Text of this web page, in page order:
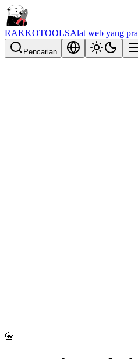
RAKKOTOOLSAlat web yang
Pencarian
📇